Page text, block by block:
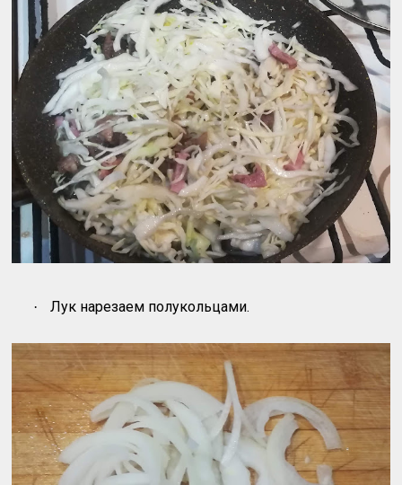
· Лук нарезаем полукольцами.